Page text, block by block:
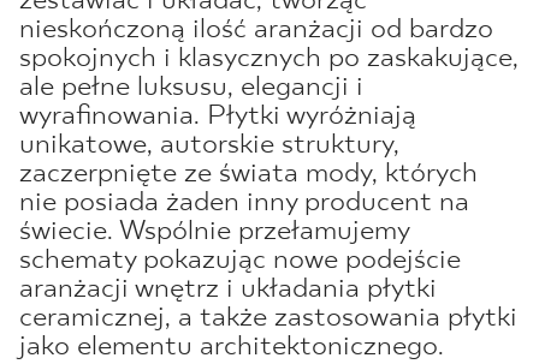
nieskończoną ilość aranżacji od bardzo
spokojnych i klasycznych po zaskakujące,
ale pełne luksusu, elegancji i
wyrafinowania. Płytki wyróżniają
unikatowe, autorskie struktury,
zaczerpnięte ze świata mody, których
nie posiada żaden inny producent na
świecie. Wspólnie przełamujemy
schematy pokazując nowe podejście
aranżacji wnętrz i układania płytki
ceramicznej, a także zastosowania płytki
jako elementu architektonicznego.